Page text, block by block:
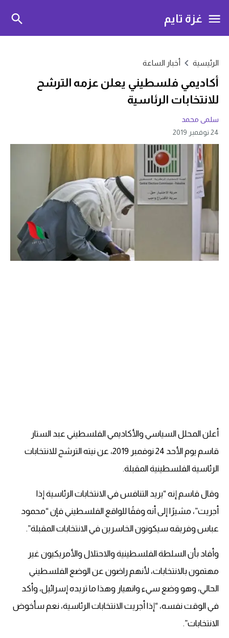
غزة تايم
الرئيسية أخبار الساعة
أكاديمي فلسطيني يعلن عزمه الترشح
للانتخابات الرئاسية
سلمى محمد
24 نوفمبر 2019
أعلن المحلل السياسي والأكاديمي الفلسطيني عبد الستار
قاسم يوم الأحد 24 نوفمبر 2019، عن نيته الترشح للانتخابات
الرئاسية الفلسطينية المقبلة.
وقال قاسم إنه “يريد التنافس في الانتخابات الرئاسية إذا
أجريت”، مشيرًا إلى أنه وفقًا للواقع الفلسطيني فإن “محمود
عباس وفريقه سيكونون الخاسرين في الانتخابات المقبلة”.
وأفاد بأن السلطة الفلسطينية والاحتلال والأمريكيون غير
مهتمون بالانتخابات، لأنهم راضون عن الوضع الفلسطيني
الحالي، وهو وضع سيء وانهيار وهذا ما تريده إسرائيل، وأكد
في الوقت نفسه، “إذا أجريت الانتخابات الرئاسية، نعم سأخوض
الانتخابات”.